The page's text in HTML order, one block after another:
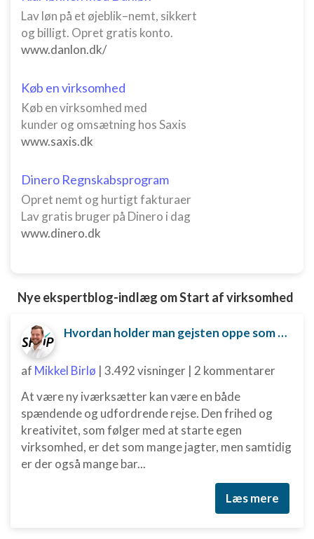
Lav løn på et øjeblik–nemt, sikkert
og billigt. Opret gratis konto.
www.danlon.dk/
Køb en virksomhed
Køb en virksomhed med
kunder og omsætning hos Saxis
www.saxis.dk
Dinero Regnskabsprogram
Opret nemt og hurtigt fakturaer
Lav gratis bruger på Dinero i dag
www.dinero.dk
Nye ekspertblog-indlæg om Start af virksomhed
Hvordan holder man gejsten oppe som ny iværksætter?
af Mikkel Birlø | 3.492 visninger | 2 kommentarer
At være ny iværksætter kan være en både
spændende og udfordrende rejse. Den frihed og
kreativitet, som følger med at starte egen
virksomhed, er det som mange jagter, men samtidig
er der også mange bar...
Læs mere